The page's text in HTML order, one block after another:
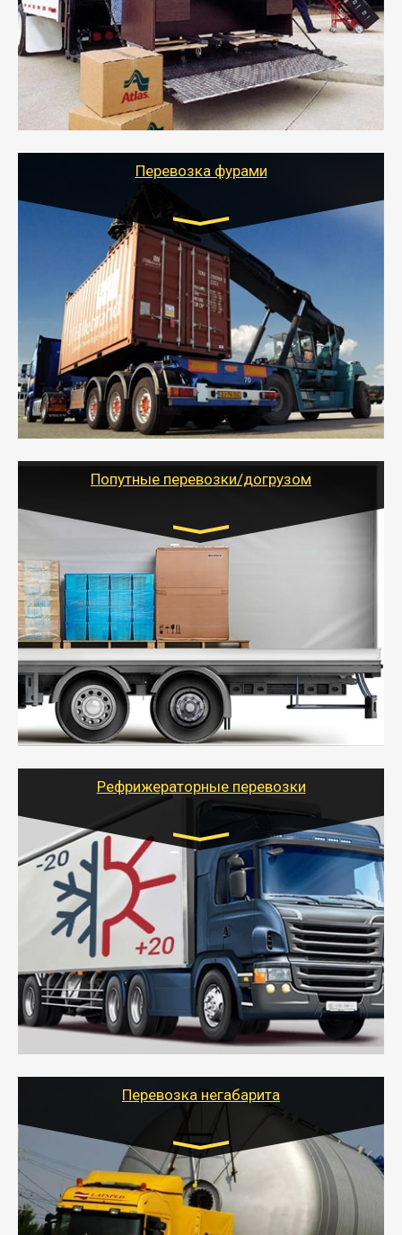
- Служебный или военный переезд может быть на
отдельном авто или догрузом (по меньшей
стоимости).
- Тайгер Логистик подберет автотранспорт, быстро и
качественно организует переезд к новому месту
службы или работы с гарантией сохранности груза и
оформлением документов, подтверждающих
Перевозка фурами
Транспорт:
Еврофура Тент от 5 до 10 тонн
грузоподъемность
от 10 000 руб. Возможен догруз
- Доставка фурой до 20 т возможна для больших
объемов грузов, упакованных в коробки, мешки,
паллеты и россыпью в самые отдаленные места
России с гарантией полной сохранности.
- Тайгер Логистик предоставляет услуги по
грузоперевозкам для физических и юридических лиц
Попутные перевозки/догрузом
Транспорт:
Газель (1,5 и 3 тонны), Бычок, Еврофура от 5 до
10 тонн
от 5000 руб. Возможен догруз
- Экономный способ доставить вещи от 200 кг в
другой город - догрузом или попутно. Попутные
грузоперевозки для физлиц, ИП и юрлиц обходятся
дешевле.
- Тайгер Логистик организует доставку
крупногабаритных и личных вещей по нужному
для погрузочно-разгрузочных работ при перевозке.
Рефрижераторные перевозки
Транспорт:
Газель (1,5 и 3 тонны), Бычок, Еврофура от 5 до
10 тонн
от 6000 руб.
- Рефрижераторные перевозки грузов с
соблюдением температурного режима, работающим
термописцем, санитарной обработкой кузова и мед.
книжкой у водителя.
- Тайгер Логистик поможет быстро перевезти
скоропортящиеся продукты в любой город России с
Перевозка негабарита
Цена за км. Рассчитывается
индивидуально